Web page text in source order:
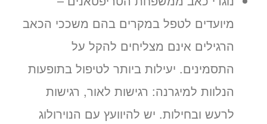
מיועדים לטפל במקרים בהם משככי הכאב
הרגילים אינם מצליחים להקל על
התסמינים. יעילות ביותר לטיפול בתופעות
הנלוות למיגרנה: רגישות לאור, רגישות
לרעש ובחילות. יש להיוועץ עם הנוירולוג